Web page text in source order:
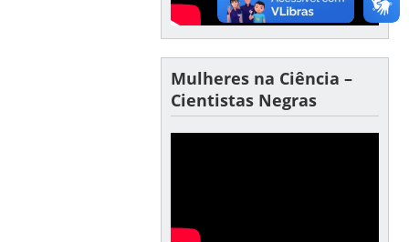
Mulheres na Ciência –
Cientistas Negras